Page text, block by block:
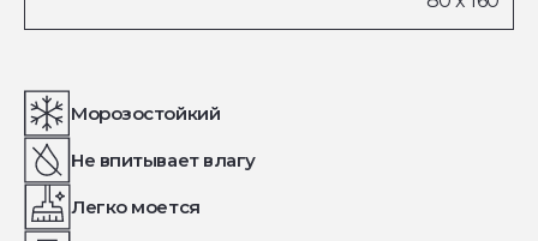
Морозостойкий
Не впитывает влагу
Легко моется